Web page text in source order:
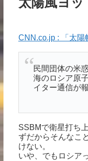
CNN.co.jp : 「太陽
民間団体の米
海のロシア原
イター通信が報
SSBMで衛星打ち
ずだからそんなこ
けない。
いや、でもロシア